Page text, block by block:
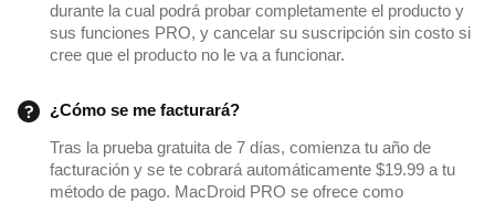
durante la cual podrá probar completamente el producto y
sus funciones PRO, y cancelar su suscripción sin costo si
cree que el producto no le va a funcionar.
¿Cómo se me facturará?
Tras la prueba gratuita de 7 días, comienza tu año de
facturación y se te cobrará automáticamente $19.99 a tu
método de pago. MacDroid PRO se ofrece como